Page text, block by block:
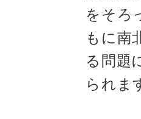
をそろ
もに南
る問題
られま